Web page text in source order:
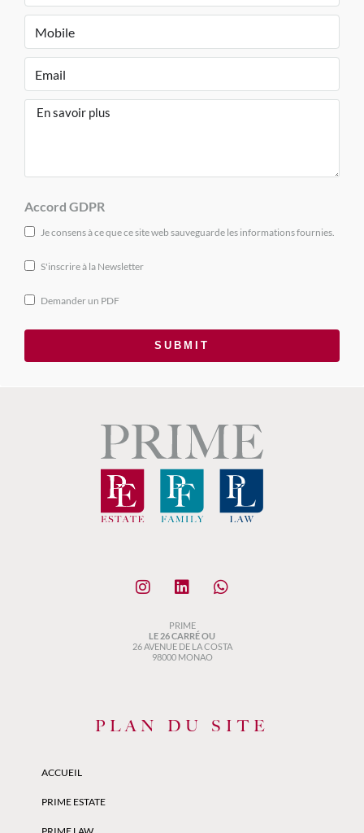
Accord GDPR
Je consens à ce que ce site web sauveguarde les informations fournies.
S'inscrire à la Newsletter
Demander un PDF
SUBMIT
PRIME
LE 26 CARRÉ OU
26 AVENUE DE LA COSTA
98000 MONAO
PLAN DU SITE
ACCUEIL
PRIME ESTATE